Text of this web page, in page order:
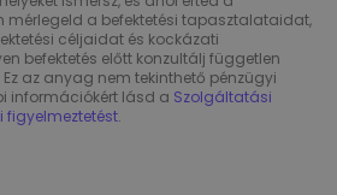
mérlegeld a befektetési tapasztalataidat,
céljaidat és kockázati
befektetés előtt konzultálj független
az anyag nem tekinthető pénzügyi
információkért lásd a Szolgáltatási
figyelmeztetést.